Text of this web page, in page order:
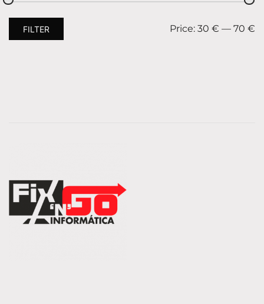
FILTER Price: 30 € — 70 €